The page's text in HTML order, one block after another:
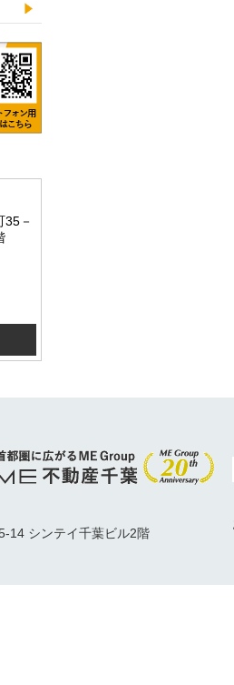
35－
14 シンテイ千葉ビル2階